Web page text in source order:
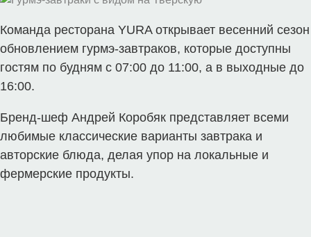
Команда ресторана YURA открывает весенний сезон
обновлением гурмэ-завтраков, которые доступны
гостям по будням с 07:00 до 11:00, а в выходные до
16:00.
Бренд-шеф Андрей Коробяк представляет всеми
любимые классические варианты завтрака и
авторские блюда, делая упор на локальные и
фермерские продукты.